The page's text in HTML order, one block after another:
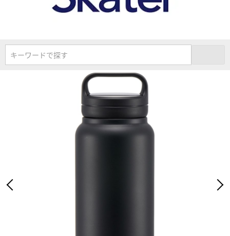
キーワードで探す